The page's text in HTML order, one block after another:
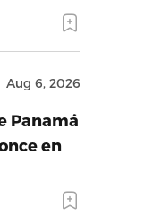
Aug 6, 2026
Panamá
en